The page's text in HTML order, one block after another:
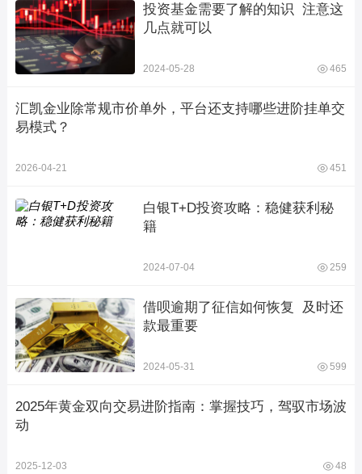
投资基金需要了解的知识  注意这
几点就可以
2024-05-28 465
汇凯金业除常规市价单外，平台还支持哪些进阶挂单交
易模式？
2026-04-21 451
白银T+D投资攻略：稳健获利秘
籍
2024-07-04 259
借呗逾期了征信如何恢复  及时还
款最重要
2024-05-31 599
2025年黄金双向交易进阶指南：掌握技巧，驾驭市场波
动
2025-12-03 48